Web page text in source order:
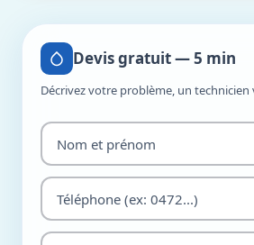
Devis gratuit — 5 min
Décrivez votre problème, un technicien